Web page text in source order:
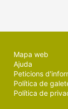
Mapa web
Ajuda
Peticions
Política de
Política de